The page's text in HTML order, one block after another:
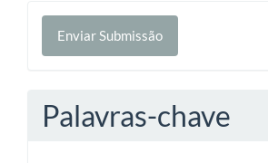
Enviar
Submissão
Enviar Submissão
Palavras-chave